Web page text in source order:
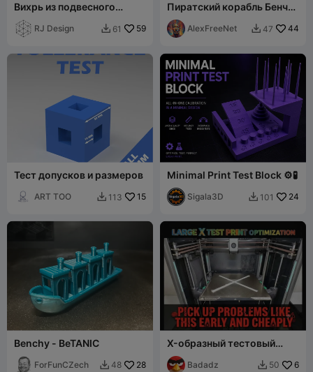
Вихрь из подвесного
филамента - Оригинал
RJ Design  61 59
Пиратский корабль Бенчи
— без поддержек
AlexFreeNet  47 44
Тест допусков и размеров
ART TOO  113 15
Minimal Print Test Block ⚙️🧪
Sigala3D  101 24
Benchy - BeTANIC
ForFunCZech  48 28
X-образный тестовый
отпечаток - Оптимизация
первого слоя
Badadz  50 6